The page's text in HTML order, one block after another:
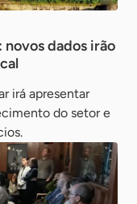
novos dados irão
irá apresentar
do setor e